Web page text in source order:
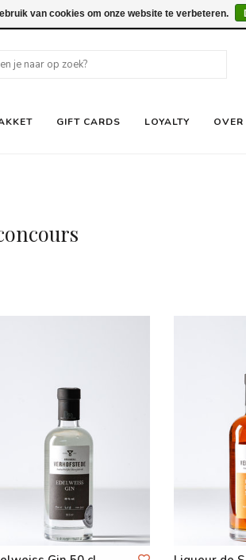
GIFT CARDS LOYALTY
van cookies om onze website te verbeteren.